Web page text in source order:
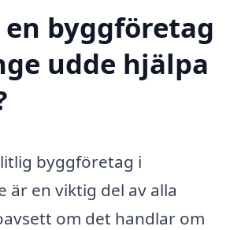
en byggföretag
udde hjälpa
byggföretag i
är en viktig del av alla
om det handlar om